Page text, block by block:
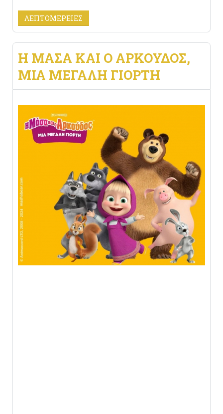
ΛΕΠΤΟΜΈΡΕΙΕΣ
Η ΜΑΣΑ ΚΑΙ Ο ΑΡΚΟΥΔΟΣ,
ΜΙΑ ΜΕΓΑΛΗ ΓΙΟΡΤΗ